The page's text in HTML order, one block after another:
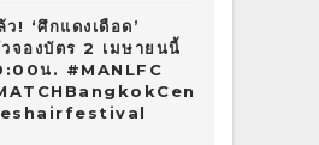
! ‘ศึกแดงเดือด’
จองบัตร 2 เมษายนนี้
น. #MANLFC